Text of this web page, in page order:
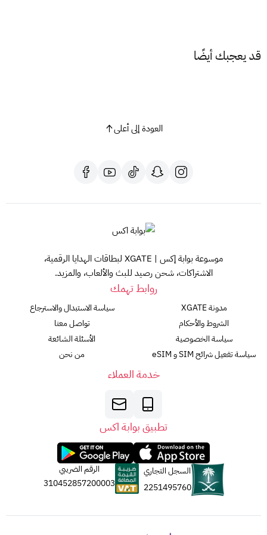
قد يعجبك أيضًا
العودة إلى أعلى
موسوعة بوابة إكس | XGATE لبطاقات الهدايا الرقمية،
الاشتراكات، شحن رصيد للبث والألعاب، والمزيد.
روابط تهمك
مدونة XGATE
الشروط والأحكام
سياسة الخصوصية
سياسة تفعيل شرائح SIM و eSIM
سياسة الاستبدال والاسترجاع
تواصل معنا
الأسئلة الشائعة
من نحن
خدمة العملاء
تطبيق بوابة اكس
السجل التجاري
2251495760
الرقم الضريبي
310452857200003